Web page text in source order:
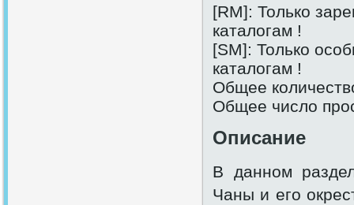
[RM]: Только
каталогам !
[SM]: Только
каталогам !
Общее
Общее число
Описание
В данном
Чаны и его